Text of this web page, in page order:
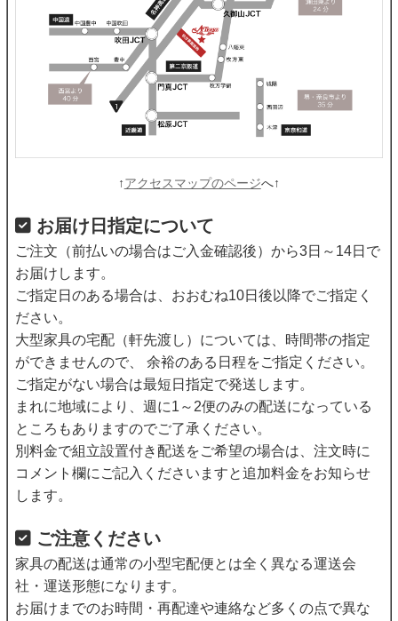
↑アクセスマップのページへ↑
お届け日指定について
ご注文（前払いの場合はご入金確認後）から3日～14日で
お届けします。
ご指定日のある場合は、おおむね10日後以降でご指定く
ださい。
大型家具の宅配（軒先渡し）については、時間帯の指定
ができませんので、 余裕のある日程をご指定ください。
ご指定がない場合は最短日指定で発送します。
まれに地域により、週に1～2便のみの配送になっている
ところもありますのでご了承ください。
別料金で組立設置付き配送をご希望の場合は、注文時に
コメント欄にご記入くださいますと追加料金をお知らせ
します。
ご注意ください
家具の配送は通常の小型宅配便とは全く異なる運送会
社・運送形態になります。
お届けまでのお時間・再配達や連絡など多くの点で異な